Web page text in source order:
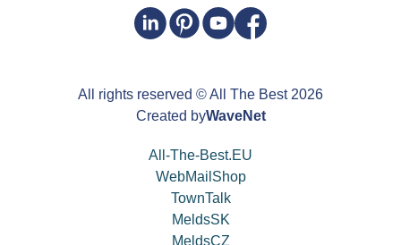
All rights reserved © All The Best2026
Created byWaveNet
All-The-Best.EU
WebMailShop
TownTalk
MeldsSK
MeldsCZ